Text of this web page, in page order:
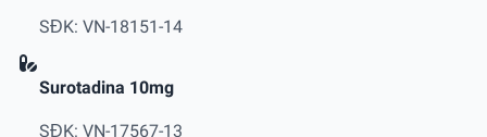
SĐK: VN-18151-14
Surotadina 10mg
SĐK: VN-17567-13